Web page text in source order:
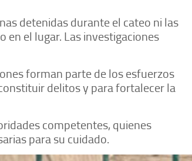
detenidas durante el cateo ni las
en el lugar. Las investigaciones
forman parte de los esfuerzos
delitos y para fortalecer la
competentes, quienes
para su cuidado.